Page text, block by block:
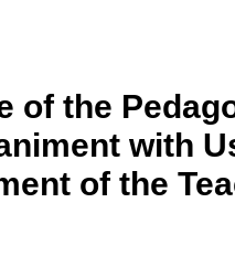
of the
with
of the